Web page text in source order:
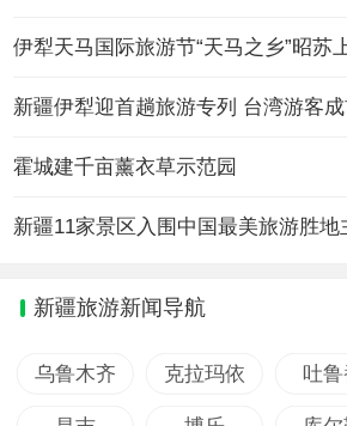
伊犁天马国际旅游节“天马之乡”昭苏
新疆伊犁迎首趟旅游专列 台湾游客
霍城建千亩薰衣草示范园
新疆11家景区入围中国最美旅游胜地
新疆旅游新闻导航
乌鲁木齐 克拉玛依 吐鲁